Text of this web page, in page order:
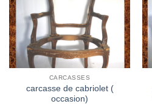
CARCASSES
carcasse de cabriolet (
occasion)